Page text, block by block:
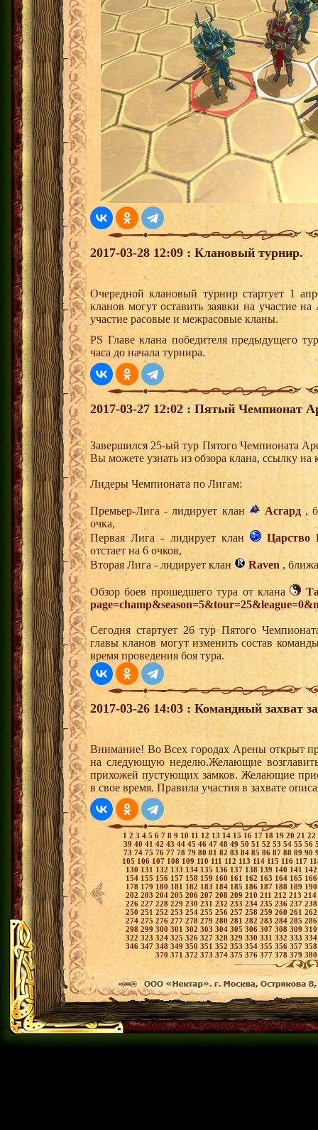
2017-03-28 12:09 : Клановый турнир.
Очередной клановый турнир стартует 1
кланов могут оставить заявки на участие
участие расовые и межрасовые кланы.
PS Главе клана победителя предыдущего
часа до начала турнира.
2017-03-27 12:02 : Пятый Чемпионат
Завершился 25-ый тур Пятого Чемпионата
Вы можете узнать из обзора клана, ссылку
Лидеры Чемпионата по Лигам:
Премьер-Лига - лидирует клан Асгард,
очка,
Первая Лига - лидирует клан
Царство
отстает на 6 очков,
Вторая Лига - лидирует клан
Raven ,
Обзор боев прошедшего тура от клана
Сегодня стартует 26 тур Пятого
главы кланов могут изменить состав
время проведения боя тура.
2017-03-26 14:03 : Командный захват
Внимание! Во Всех городах Арены открыт
на следующую неделю.Желающие
прихожей пустующих замков. Желающие
в свое время. Правила участия в захвате
1 2 3 4 5 6 7 8 9 10 11 12 13 14 15 16 17 18 19 20 21 22
39 40 41 42 43 44 45 46 47 48 49 50 51 5253 54 55 56
73 74 75 76 77 78 79 80 81 82 83 84 85 86 87 88 89 90
105 106 107 108 109 110 111 112 113 114 115 116 117
130 131 132 133 134 135 136 137 138 139 140 141
154 155 156 157 158 159 160 161 162 163 164 165
178 179 180 181 182 183 184 185 186 187 188 189
202 203 204 205 206 207 208 209 210 211 212 213 214
226 227 228 229 230 231 232 233 234 235 236 237
250 251 252 253 254 255 256 257 258 259 260 261
274 275 276 277 278 279 280 281 282 283 284 285
298 299 300 301 302 303 304 305 306 307 308 309
322 323 324 325 326 327 328 329 330 331 332 333
346 347 348 349 350 351 352 353 354 355 356 357
370 371 372 373 374 375 376 377 378 379